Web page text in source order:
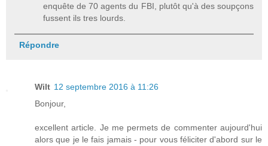
enquête de 70 agents du FBI, plutôt qu'à des soupçons
fussent ils tres lourds.
Répondre
Wilt 12 septembre 2016 à 11:26
Bonjour,
excellent article. Je me permets de commenter aujourd'hui
alors que je le fais jamais - pour vous féliciter d'abord sur le